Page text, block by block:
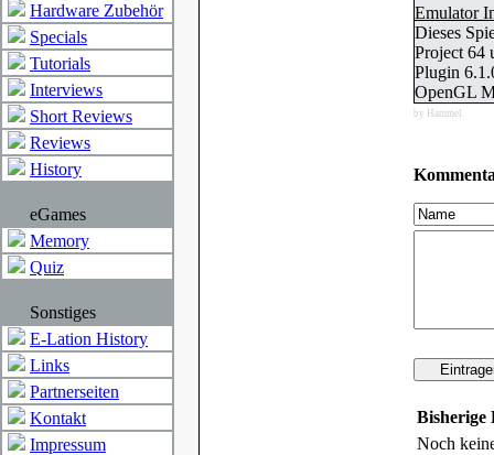
Hardware Zubehör
Specials
Tutorials
Interviews
Short Reviews
Reviews
History
eGames
Memory
Quiz
Sonstiges
E-Lation History
Links
Partnerseiten
Kontakt
Impressum
Emulator
Dieses
Project 64
Plugin
OpenGL
by Hammel
Bisherige
Noch